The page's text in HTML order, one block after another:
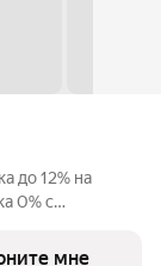
до 12% на
0% с
ставка 4% -
мне